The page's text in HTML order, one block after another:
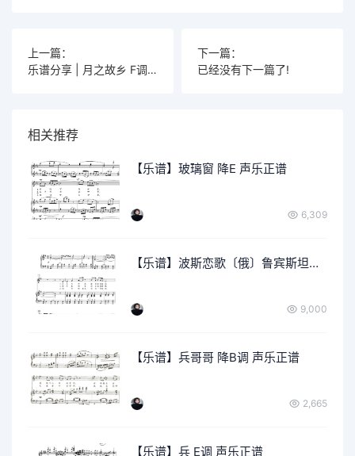
上一篇：
乐谱分享 | 月之故乡 F调 带钢琴伴奏
下一篇：
已经没有下一篇了!
相关推荐
【乐谱】玻璃窗 降E 声乐正谱
6,309
【乐谱】波斯恋歌〔俄〕鲁宾斯坦曲 G调 声乐正谱
9,000
【乐谱】兵哥哥 降B调 声乐正谱
2,665
【乐谱】兵 E调 声乐正谱